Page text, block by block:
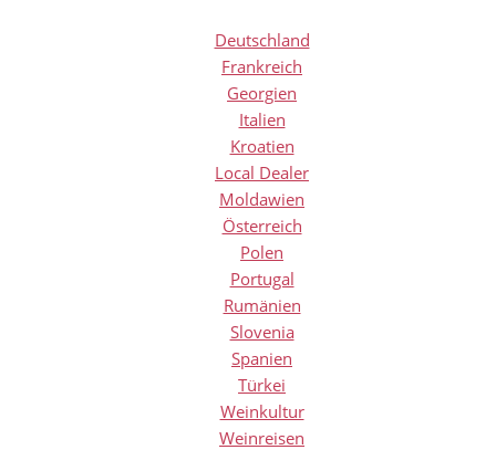
Deutschland
Frankreich
Georgien
Italien
Kroatien
Local Dealer
Moldawien
Österreich
Polen
Portugal
Rumänien
Slovenia
Spanien
Türkei
Weinkultur
Weinreisen